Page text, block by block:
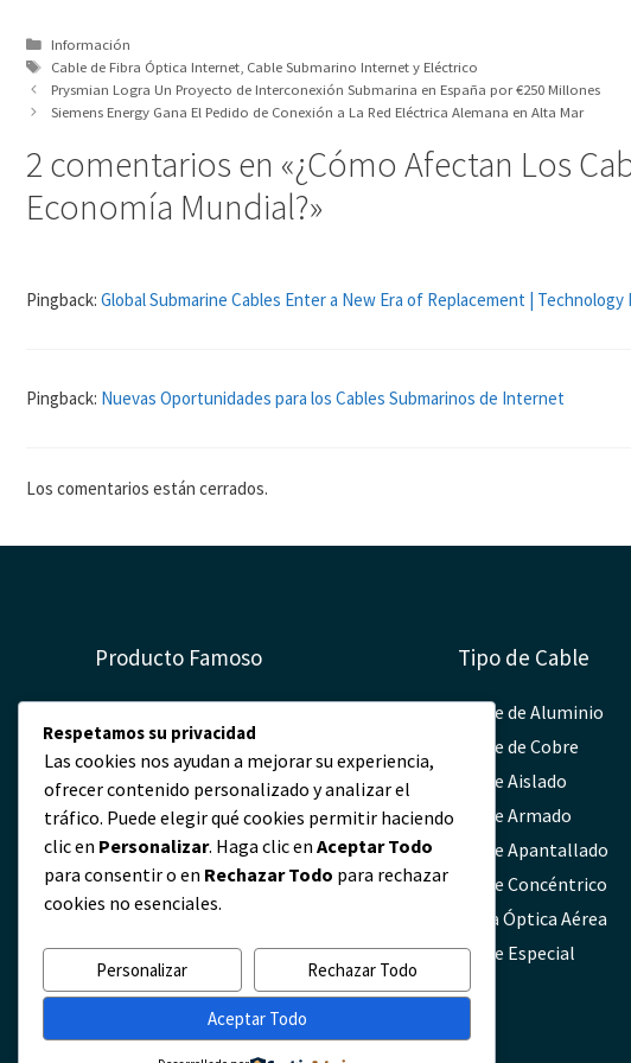
Categorías
Información
Etiquetas
Cable de Fibra Óptica Internet, Cable Submarino Internet y Eléctrico
Prysmian Logra Un Proyecto de Interconexión Submarina en España por €250 Millones
Siemens Energy Gana El Pedido de Conexión a La Red Eléctrica Alemana en Alta Mar
2 comentarios en «¿Cómo Afectan Los
Economía Mundial?»
Pingback: Global Submarine Cables Enter a New Era of Replacement | Technology
Pingback: Nuevas Oportunidades para los Cables Submarinos de Internet
Los comentarios están cerrados.
Producto Famoso
Cable Subterráneo
Cable Submarino
Cable de Alta Tensión
Cable ADSS Fibra Óptica
Cable OPGW Fibra Óptica
Cable de Luz
Tipo de Cable
Cable de Aluminio
Cable de Cobre
Cable Aislado
Cable Armado
Cable Apantallado
Cable Concéntrico
Fibra Óptica Aérea
Cable Especial
Respetamos su privacidad
Las cookies nos ayudan a mejorar su experiencia,
ofrecer contenido personalizado y analizar el
tráfico. Puede elegir qué cookies permitir haciendo
clic en Personalizar. Haga clic en Aceptar Todo
para consentir o en Rechazar Todo para rechazar
cookies no esenciales.
Personalizar Rechazar Todo
Aceptar Todo